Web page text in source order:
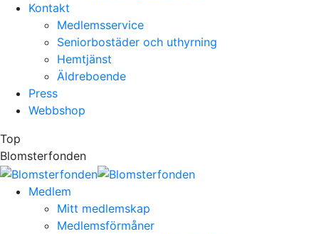
Kontakt
Medlemsservice
Seniorbostäder och uthyrning
Hemtjänst
Äldreboende
Press
Webbshop
Top
Blomsterfonden
Medlem
Mitt medlemskap
Medlemsförmåner